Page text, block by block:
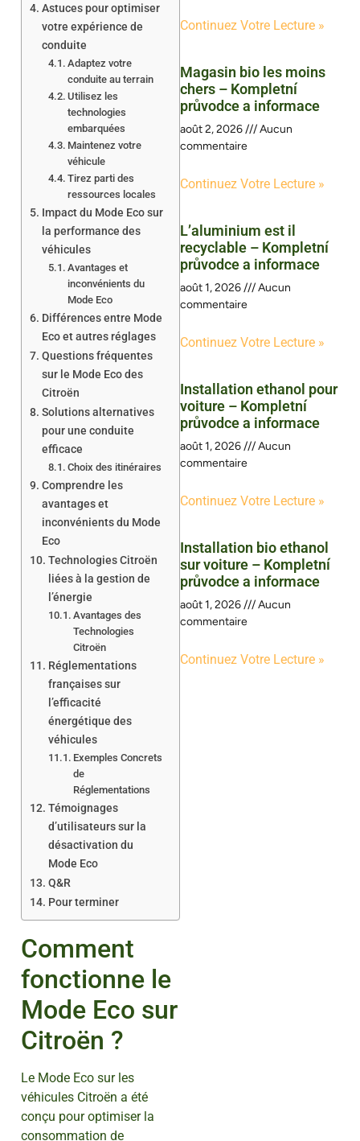
Astuces pour optimiser
votre expérience de
conduite
Adaptez votre
conduite au terrain
Utilisez les
technologies
embarquées
Maintenez votre
véhicule
Tirez parti des
ressources locales
Impact du Mode Eco sur
la performance des
véhicules
Avantages et
inconvénients du
Mode Eco
Différences entre Mode
Eco et autres réglages
Questions fréquentes
sur le Mode Eco des
Citroën
Solutions alternatives
pour une conduite
efficace
Choix des itinéraires
Comprendre les
avantages et
inconvénients du Mode
Eco
Technologies Citroën
liées à la gestion de
l’énergie
Avantages des
Technologies
Citroën
Réglementations
françaises sur
l’efficacité
énergétique des
véhicules
Exemples Concrets
de
Réglementations
Témoignages
d’utilisateurs sur la
désactivation du
Mode Eco
Q&R
Pour terminer
Comment
fonctionne le
Mode Eco sur
Citroën ?
Le Mode Eco sur les
véhicules Citroën a été
conçu pour optimiser la
consommation de
Continuez Votre Lecture »
Magasin bio les moins
chers – Kompletní
průvodce a informace
août 2, 2026
Aucun
commentaire
Continuez Votre Lecture »
L’aluminium est il
recyclable – Kompletní
průvodce a informace
août 1, 2026
Aucun
commentaire
Continuez Votre Lecture »
Installation ethanol pour
voiture – Kompletní
průvodce a informace
août 1, 2026
Aucun
commentaire
Continuez Votre Lecture »
Installation bio ethanol
sur voiture – Kompletní
průvodce a informace
août 1, 2026
Aucun
commentaire
Continuez Votre Lecture »